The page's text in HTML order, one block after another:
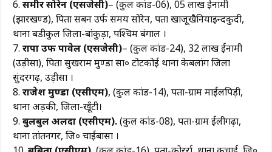
6. समीर सोरेन (एसजेसी)– (कुल कांड-06), 05 लाख ईनामी
(झारखण्ड), पिता सबन उर्फ समय सोरेन, पता खाजूखैनियाइन्दकुदी,
थाना बडीकुल जिला-बांकुड़ा, पश्चिम बंगाल ।
7. रापा उर्फ पावेल (एसजेसी)– (कुल कांड-24), 32 लाख ईनामी
(उड़ीसा), पिता सुखराम मुण्डा सा० टोटकोई थाना केबलांग जिला
सुंदरगढ़, उड़ीसा ।
8. राजेश मुण्डा (एसीएम), (कुल कांड-14), पता-ग्राम माईलपिड़ी,
थाना अड़की, जिला-खूँटी।
9. बुलबुल अलदा (एसीएम).(कुल कांड-08), पता-ग्राम ईलीगढ़ा,
थाना तांतनगर, जि० चाईबासा ।